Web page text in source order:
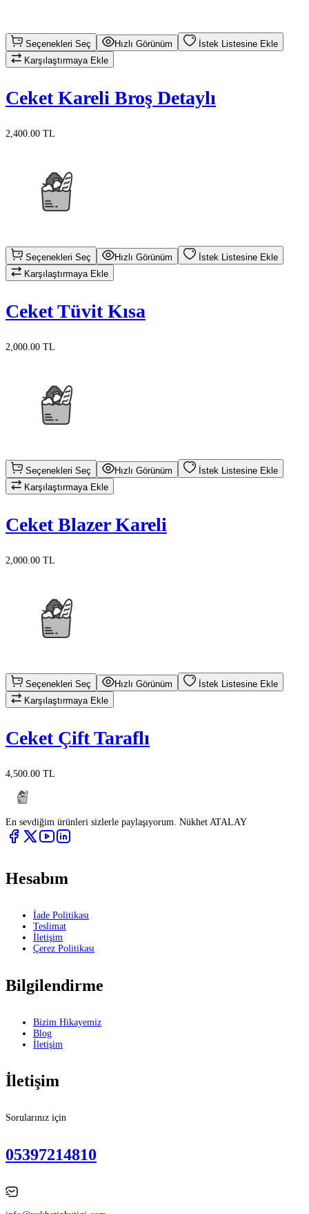
Seçenekleri Seç Hızlı Görünüm
İstek Listesine Ekle
Karşılaştırmaya Ekle
Ceket Kareli Broş Detaylı
2,400.00 TL
Seçenekleri Seç Hızlı Görünüm
İstek Listesine Ekle
Karşılaştırmaya Ekle
Ceket Tüvit Kısa
2,000.00 TL
Seçenekleri Seç Hızlı Görünüm
İstek Listesine Ekle
Karşılaştırmaya Ekle
Ceket Blazer Kareli
2,000.00 TL
Seçenekleri Seç Hızlı Görünüm
İstek Listesine Ekle
Karşılaştırmaya Ekle
Ceket Çift Taraflı
4,500.00 TL
En sevdiğim ürünleri sizlerle paylaşıyorum. Nükhet ATALAY
Hesabım
İade Politikası
Teslimat
İletişim
Çerez Politikası
Bilgilendirme
Bizim Hikayemiz
Blog
İletişim
İletişim
Sorularınız için
05397214810